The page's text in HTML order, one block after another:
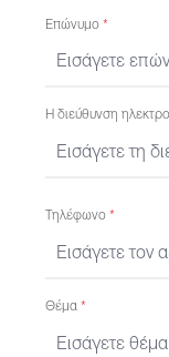
Επώνυμο *
Η διεύθυνση
Τηλέφωνο *
Θέμα *